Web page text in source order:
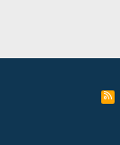
R
S